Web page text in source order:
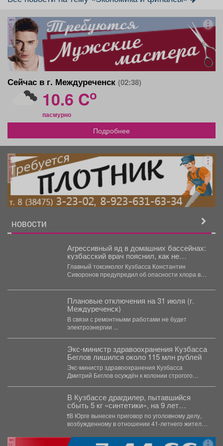
реклама
Сейчас в г. Междуреченск (02:38)
10.6 Co
пасмурно
Подробнее
реклама
НОВОСТИ
Агрессивный яд в домашних бассейнах:
кузбасский врач пояснил, как не
отравиться
Главный токсиколог Кузбасса Константин
Сиворонов предупредил об опасности хлора в
Плановые отключения на 31 июля (г.
Междуреченск)
В связи с ремонтными работами не будет
электроэнергии ...
Экс-министр здравоохранения Кузбасса
Беглов лишился около 115 млн рублей
Экс-министр здравоохранения Кузбасса
Дмитрий Беглов осуждён к колонии строгого
В Кузбассе драгдилер, пытавшийся
сбыть 5 кг «синтетики», на 9 лет
отправится в колонию строгого режима
❗В Юрге вынесен приговор по уголовному делу,
возбужденному в отношении 41-летнего жителя